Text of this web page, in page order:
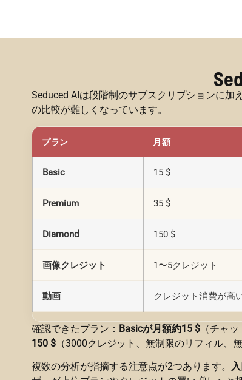
Seduced AIは段階制のサブスクリプションに
の比較が難しくなっています。
プラン 月額
Basic 15 $
Premium 35 $
Diamond 150 $
画像クレジット 1〜5クレジット
動画 クレジット消費が高
確認できたプラン： Basicが月額約15 $ （チャ
150 $ （3000クレジット、無制限のリフィル、
複数の分析が指摘する注意点が2つあります。